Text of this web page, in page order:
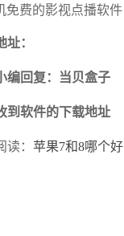
址：
编回复：当贝盒子
到软件的下载地址
读： 苹果7和8哪个好